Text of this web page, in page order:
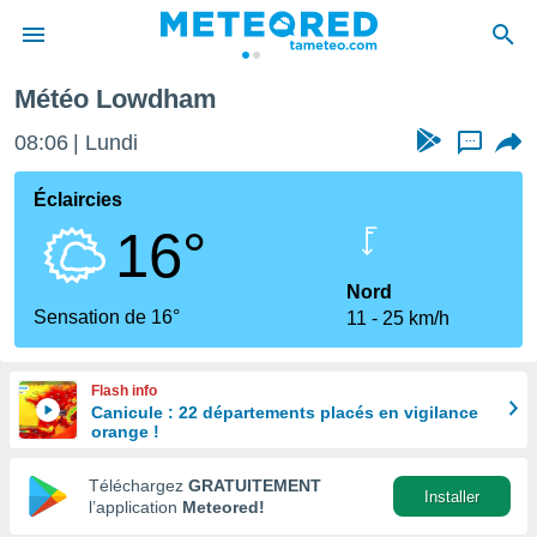
de
Météo Lowdham
08:06 Lundi ...
Éclaircies
16°
Sensation de 16°
Nord
11
25 km/h
Flash info
Canicule : 22 départements placés en vigilance
orange !
Téléchargez GRATUITEMENT
l’application Meteored!
Installer